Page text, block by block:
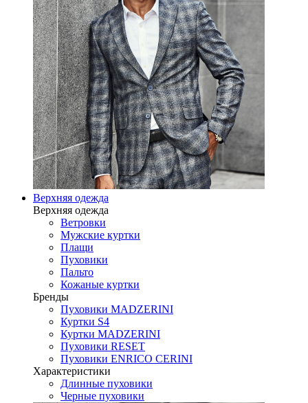
Верхняя одежда
Верхняя одежда
Ветровки
Мужские куртки
Плащи
Пуховики
Пальто
Кожаные куртки
Бренды
Пуховики MADZERINI
Куртки S4
Куртки MADZERINI
Пуховики RESET
Пуховики ENRICO CERINI
Характеристики
Длинные пуховики
Черные пуховики